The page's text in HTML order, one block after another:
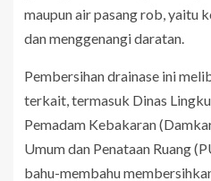
maupun air pasang rob, yaitu
dan menggenangi daratan.
Pembersihan drainase ini
terkait, termasuk Dinas
Pemadam Kebakaran
Umum dan Penataan Ruang
bahu-membahu